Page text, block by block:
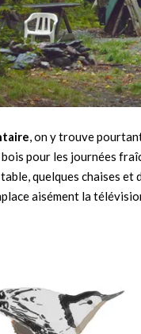
, on y trouve
pour les journées
quelques chaises
aisément la